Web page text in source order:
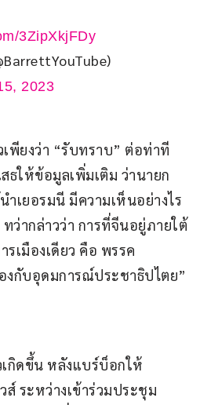
3ZipXkjFDy
2023
พียงว่า “รับทราบ” ต่อท่าที
ธให้ข้อมูลเพิ่มเติม ว่านายก
เยอรมนี มีความเห็นอย่างไร
ว่ากล่าวว่า การที่จีนอยู่ภายใต้
เมืองเดียว คือ พรรค
กับอุดมการณ์ประชาธิปไตย”
กิดขึ้น หลังแบร์บ็อกให้
ระหว่างเข้าร่วมประชุม